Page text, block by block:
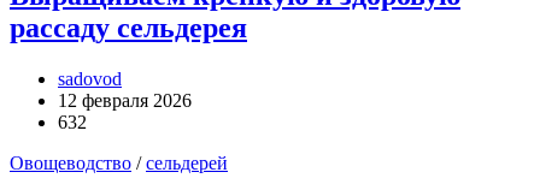
рассаду сельдерея
sadovod
12 февраля 2026
632
Овощеводство /сельдерей